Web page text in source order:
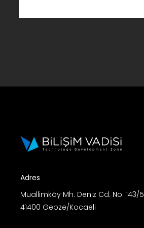
Adres
Muallimköy Mh. Deniz Cd. No: 143/5
41400 Gebze/Kocaeli